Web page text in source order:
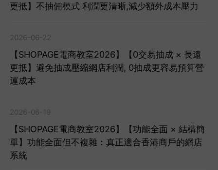
更抵】不抽佣模式 利潤更清晰,減少額外成本壓力
2026-06-22
【SHOPAGE電商教室2026】【0交易抽成 × 長遠
更抵】避免抽成壓縮網店利潤, 0抽成更容易預算營
運成本
2026-06-19
【SHOPAGE電商教室2026】【功能全面 × 結構簡
單】功能全面但不複雜：真正適合香港商戶的網店
系統